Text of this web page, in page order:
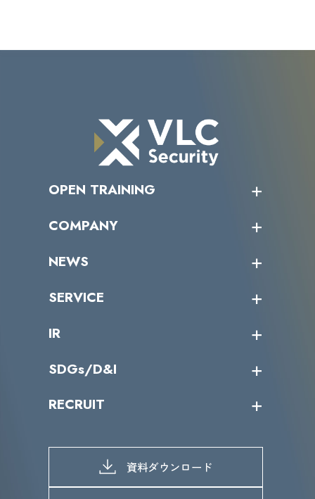
OPEN TRAINING
受講者の声
COMPANY
トップメッセージ
ミッション／ビジョン
パートナー企業一覧
NEWS
サイバーニュース
SERVICE
カテゴリー別サービス一覧
IR
IRカレンダー
IRライブラリー
よくあるご質問
SDGs/D&I
当グループのマテリアリティ
SDGs推進体制
D&Iの取り組み
RECRUIT
募集職種一覧
メッセージ
メンバーインタビュー
資料ダウンロード